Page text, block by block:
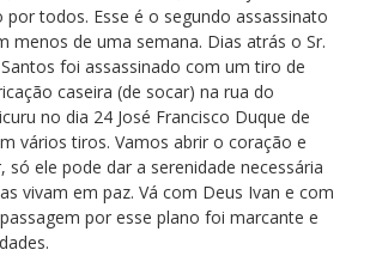
por todos. Esse é o segundo assassinato
menos de uma semana. Dias atrás o Sr.
foi assassinado com um tiro de
caseira (de socar) na rua do
no dia 24 José Francisco Duque de
vários tiros. Vamos abrir o coração e
só ele pode dar a serenidade necessária
vivam em paz. Vá com Deus Ivan e com
por esse plano foi marcante e